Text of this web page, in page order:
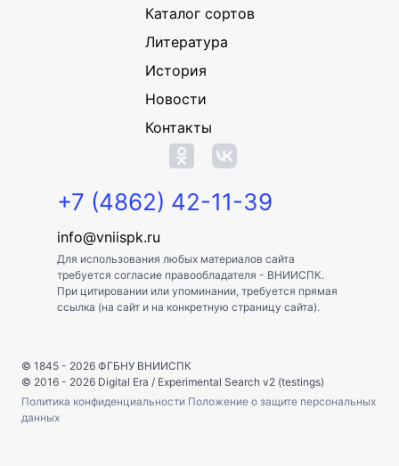
Каталог сортов
Литература
История
Новости
Контакты
+7 (4862) 42-11-39
info@vniispk.ru
Для использования любых материалов сайта
требуется согласие правообладателя - ВНИИСПК.
При цитировании или упоминании, требуется прямая
ссылка (на сайт и на конкретную страницу сайта).
© 1845 - 2026 ФГБНУ ВНИИСПК
© 2016 - 2026 Digital Era / Experimental Search v2 (testings)
Политика конфиденциальности Положение о защите персональных
данных